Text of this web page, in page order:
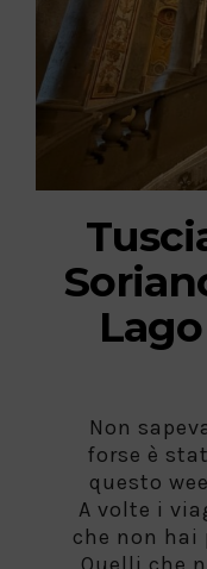
Non
forse è
questo
A volte i
che non